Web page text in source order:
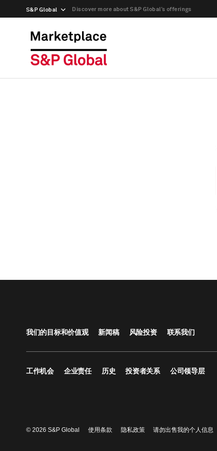
S&P Global Discover more about S&P Global’s offerings
我们的目标和价值观 新闻稿 风险投资 联系我们
工作机会 企业责任 历史 投资者关系 公司领导层
© 2026 S&P Global 使用条款 隐私政策 请勿出售我的个人信息